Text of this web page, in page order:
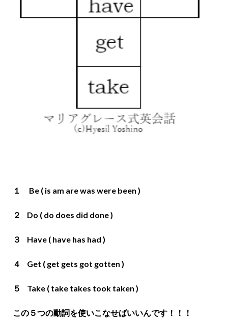
１ Be ( is am are was were been )
２ Do ( do does did done )
３ Have ( have has had )
４ Get ( get gets got gotten )
５ Take ( take takes took taken )
この５つの動詞を使いこなせばいいんです！！！